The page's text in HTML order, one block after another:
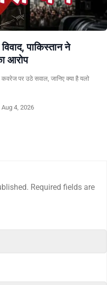
पाकिस्तान ने
आरोप
कवरेज पर उठे सवाल, जानिए क्या है यलो
Aug 4, 2026
Required fields are